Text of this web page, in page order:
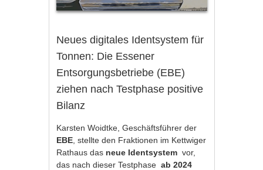
Neues digitales Identsystem für
Tonnen: Die Essener
Entsorgungsbetriebe (EBE)
ziehen nach Testphase positive
Bilanz
Karsten Woidtke, Geschäftsführer der
EBE , stellte den Fraktionen im Kettwiger
Rathaus das neue Identsystemvor,
das nach dieser Testphaseab 2024